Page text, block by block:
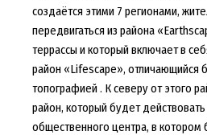
создаётся этими 7 регионами,
передвигаться из района
террассы и который включает в
район «Lifescape», отличающийся
топографией . К северу от этого
район, который будет действовать
общественного центра, в